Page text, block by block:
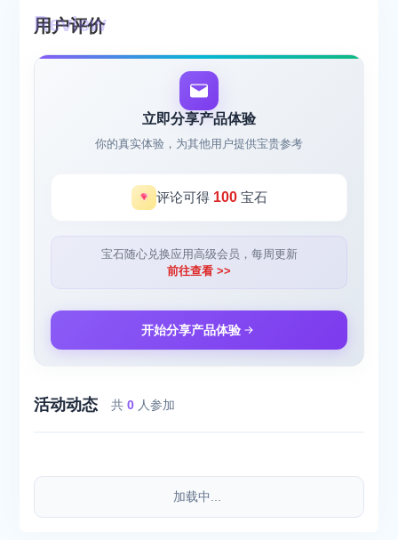
用户评价
立即分享产品体验
你的真实体验，为其他用户提供宝贵参考
评论可得 100宝石
宝石随心兑换应用高级会员，每周更新
前往查看 >>
开始分享产品体验
活动动态 共0 人参加
加载中...